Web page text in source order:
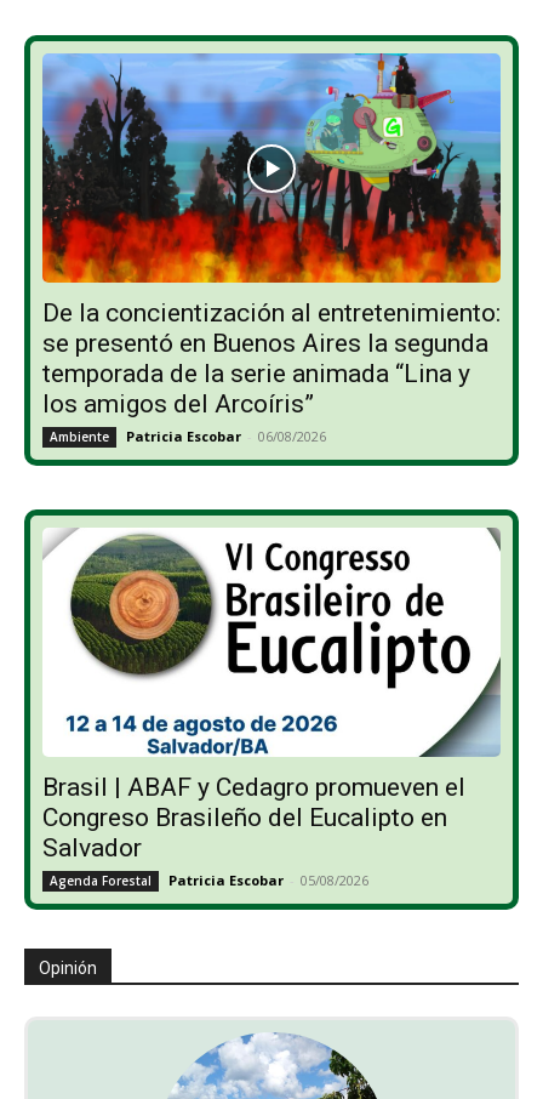
De la concientización al entretenimiento:
se presentó en Buenos Aires la segunda
temporada de la serie animada “Lina y
los amigos del Arcoíris”
Ambiente Patricia Escobar - 06/08/2026
Brasil | ABAF y Cedagro promueven el
Congreso Brasileño del Eucalipto en
Salvador
Agenda Forestal Patricia Escobar - 05/08/2026
Opinión